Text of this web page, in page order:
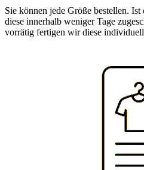
Sie können jede Größe bestellen.
diese innerhalb weniger Tage
vorrätig fertigen wir diese